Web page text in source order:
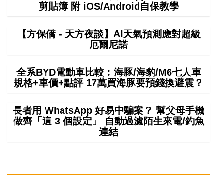
剪貼簿 附 iOS/Android自保教學
【方保僑 - 天方夜談】AI天氣預測應對超級
厄爾尼諾
全系BYD電動車比較︰海豚/海豹/M6七人車
規格+車價+點評 17萬買海豚要預錢換避震？
長者用 WhatsApp 好易中騙案？ 幫父母手機
做齊「這 3 個設定」 自動過濾陌生來電/釣魚
連結